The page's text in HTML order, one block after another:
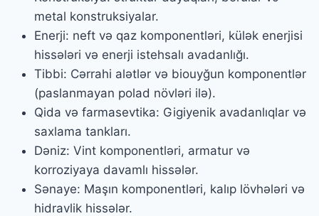
metal konstruksiyalar.
Enerji: neft və qaz komponentləri, külək enerjisi
hissələri və enerji istehsalı avadanlığı.
Tibbi: Cərrahi alətlər və biouyğun komponentlər
(paslanmayan polad növləri ilə).
Qida və farmasevtika: Gigiyenik avadanlıqlar və
saxlama tankları.
Dəniz: Vint komponentləri, armatur və
korroziyaya davamlı hissələr.
Sənaye: Maşın komponentləri, kalıp lövhələri və
hidravlik hissələr.